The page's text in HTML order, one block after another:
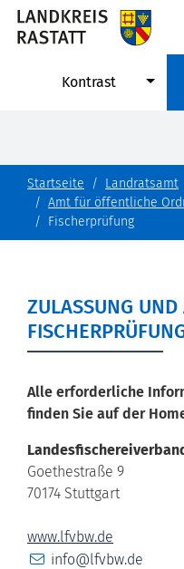
Kontrast
Startseite Landratsamt
Amt für öffentliche
Fischerprüfung
ZULASSUNG
Alle erforderliche
finden Sie auf der
Goethestraße 9
70174 Stuttgart
www.lfvbw.de
E-Mailinfo@lfvbw.de